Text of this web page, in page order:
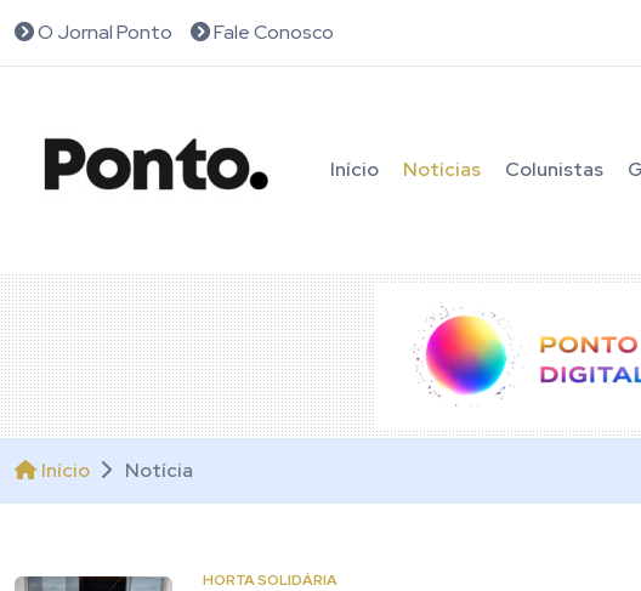
O Jornal Ponto Fale Conosco
Início Notícias Colunistas
Início Notícia
HORTA SOLIDÁRIA